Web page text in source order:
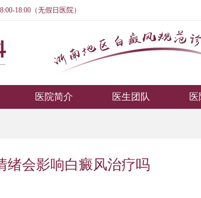
18:00（无假日医院）
医院简介 医生团队
绪会影响白癜风治疗吗